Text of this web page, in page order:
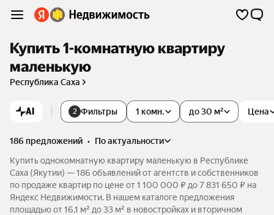
Купить 1-комнатную квартиру
маленькую
Республика Саха
AI 2 Фильтры 1 комн. Цена
до 30 м²
186 предложений •
по актуальности
Купить однокомнатную квартиру маленькую в Республике
Саха (Якутии) — 186 объявлений от агентств и собственников
по продаже квартир по цене от 1 100 000 ₽ до 7 831 650 ₽ на
Яндекс Недвижимости. В нашем каталоге предложения
площадью от 16,1 м² до 33 м² в новостройках и вторичном